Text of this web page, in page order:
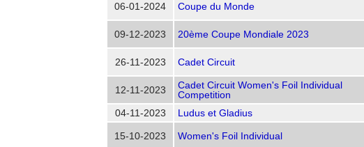
06-01-2024 Coupe du Monde
09-12-2023 20ème Coupe Mondiale 2023
26-11-2023 Cadet Circuit
12-11-2023
Cadet Circuit Women's Foil Individual
Competition
04-11-2023 Ludus et Gladius
15-10-2023 Women's Foil Individual